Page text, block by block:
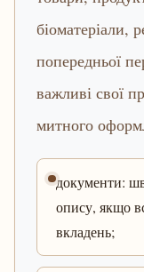
біоматеріали,
попередньої
важливі свої
митного
документи:
опису, якщо
вкладень;